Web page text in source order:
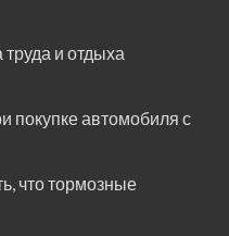
и отдыха
покупке автомобиля с
что тормозные